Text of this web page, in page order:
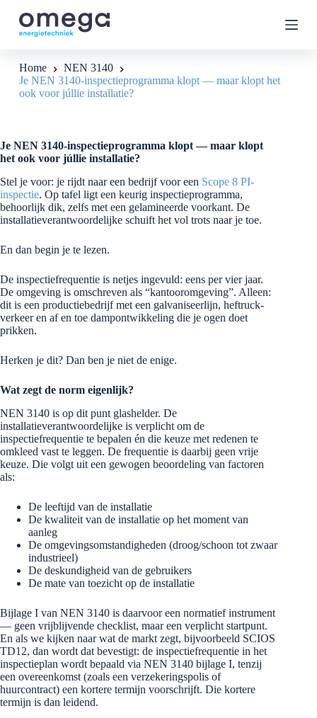
G
n
h
o
u
d
Home
NEN 3140
Je NEN 3140-inspectieprogramma klopt — maar klopt het
ook voor júllie installatie?
Je NEN 3140-inspectieprogramma klopt — maar klopt
het ook voor júllie installatie?
Stel je voor: je rijdt naar een bedrijf voor een Scope 8 PI-
inspectie. Op tafel ligt een keurig inspectieprogramma,
behoorlijk dik, zelfs met een gelamineerde voorkant. De
installatieverantwoordelijke schuift het vol trots naar je toe.
En dan begin je te lezen.
De inspectiefrequentie is netjes ingevuld: eens per vier jaar.
De omgeving is omschreven als “kantooromgeving”. Alleen:
dit is een productiebedrijf met een galvaniseerlijn, heftruck-
verkeer en af en toe dampontwikkeling die je ogen doet
prikken.
Herken je dit? Dan ben je niet de enige.
Wat zegt de norm eigenlijk?
NEN 3140 is op dit punt glashelder. De
installatieverantwoordelijke is verplicht om de
inspectiefrequentie te bepalen én die keuze met redenen te
omkleed vast te leggen. De frequentie is daarbij geen vrije
keuze. Die volgt uit een gewogen beoordeling van factoren
als:
De leeftijd van de installatie
De kwaliteit van de installatie op het moment van
aanleg
De omgevingsomstandigheden (droog/schoon tot zwaar
industrieel)
De deskundigheid van de gebruikers
De mate van toezicht op de installatie
Bijlage I van NEN 3140 is daarvoor een normatief instrument
— geen vrijblijvende checklist, maar een verplicht startpunt.
En als we kijken naar wat de markt zegt, bijvoorbeeld SCIOS
TD12, dan wordt dat bevestigt: de inspectiefrequentie in het
inspectieplan wordt bepaald via NEN 3140 bijlage I, tenzij
een overeenkomst (zoals een verzekeringspolis of
huurcontract) een kortere termijn voorschrijft. Die kortere
termijn is dan leidend.